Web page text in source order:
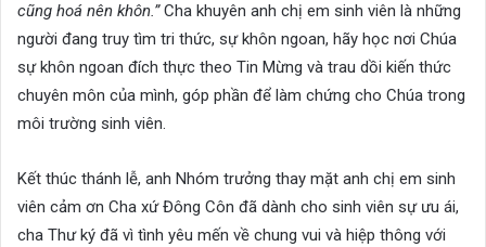
cũng hoá nên khôn.”Cha khuyên anh chị em sinh viên là những
người đang truy tìm tri thức, sự khôn ngoan, hãy học nơi Chúa
sự khôn ngoan đích thực theo Tin Mừng và trau dồi kiến thức
chuyên môn của mình, góp phần để làm chứng cho Chúa trong
môi trường sinh viên.
Kết thúc thánh lễ, anh Nhóm trưởng thay mặt anh chị em sinh
viên cảm ơn Cha xứ Đông Côn đã dành cho sinh viên sự ưu ái,
cha Thư ký đã vì tình yêu mến về chung vui và hiệp thông với